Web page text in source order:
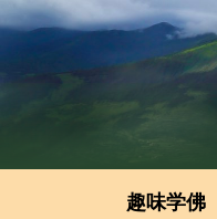
趣味学佛